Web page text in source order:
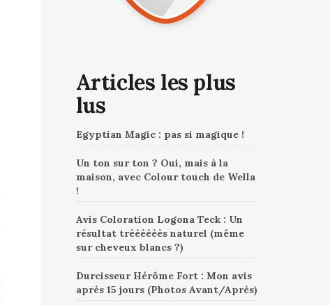
Articles les plus
lus
Egyptian Magic : pas si magique !
Un ton sur ton ? Oui, mais à la
maison, avec Colour touch de Wella
!
Avis Coloration Logona Teck : Un
résultat trèèèèèès naturel (même
sur cheveux blancs ?)
Durcisseur Hérôme Fort : Mon avis
après 15 jours (Photos Avant/Après)